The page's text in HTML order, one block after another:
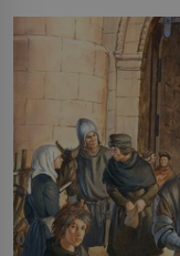
pře hned několik
Francie, kde se